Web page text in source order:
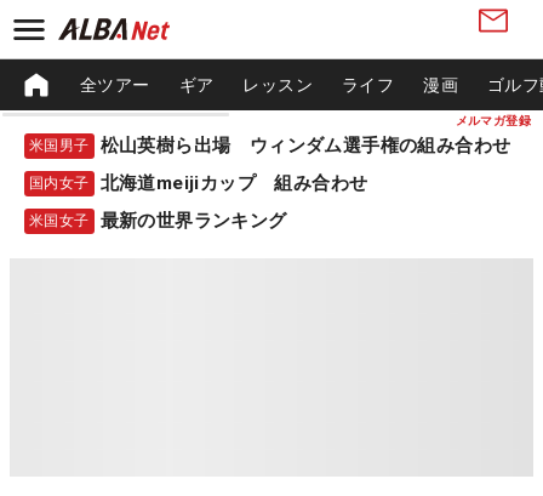
メルマガ登録
全ツアー ギア レッスン ライフ 漫画 ゴル
米国男子 松山英樹ら出場 ウィンダム選手権の組み合わせ
国内女子 北海道meijiカップ 組み合わせ
米国女子 最新の世界ランキング